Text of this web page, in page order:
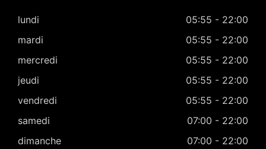
lundi
05:55 - 22:00
mardi
05:55 - 22:00
mercredi
05:55 - 22:00
jeudi
05:55 - 22:00
vendredi
05:55 - 22:00
samedi
07:00 - 22:00
dimanche
07:00 - 22:00